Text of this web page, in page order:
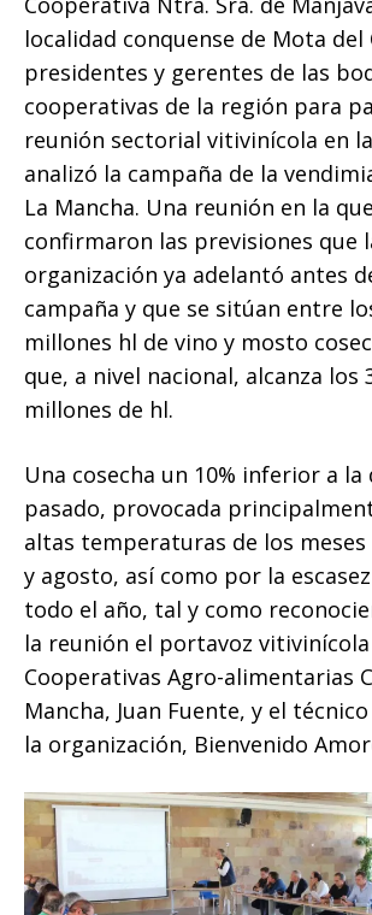
localidad conquense de Mota del
presidentes y gerentes de las
cooperativas de la región para
reunión sectorial vitivinícola en
analizó la campaña de la
La Mancha. Una reunión en la
confirmaron las previsiones que
organización ya adelantó antes
campaña y que se sitúan entre
millones hl de vino y mosto
que, a nivel nacional, alcanza los
millones de hl.
Una cosecha un 10% inferior a la
pasado, provocada
altas temperaturas de los
y agosto, así como por la
todo el año, tal y como
la reunión el portavoz
Cooperativas Agro-alimentarias
Mancha, Juan Fuente, y el
la organización, Bienvenido